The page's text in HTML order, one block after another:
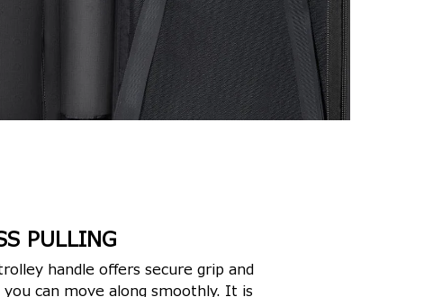
PULLING
handle offers secure grip and
can move along smoothly. It is